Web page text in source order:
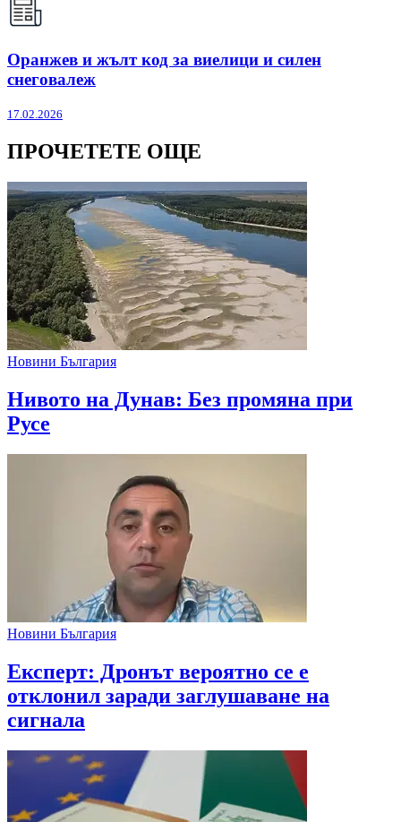
Оранжев и жълт код за виелици и силен
снеговалеж
17.02.2026
ПРОЧЕТЕТЕ ОЩЕ
Новини България
Нивото на Дунав: Без промяна при
Русе
Новини България
Експерт: Дронът вероятно се е
отклонил заради заглушаване на
сигнала